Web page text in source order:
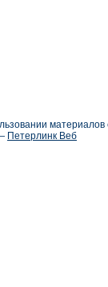
Петерлинк Веб